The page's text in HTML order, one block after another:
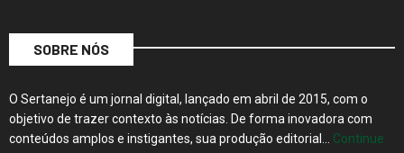
SOBRE NÓS
O Sertanejo é um jornal digital, lançado em abril de 2015, com o
objetivo de trazer contexto às notícias. De forma inovadora com
conteúdos amplos e instigantes, sua produção editorial… Continue